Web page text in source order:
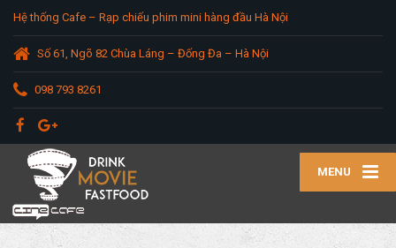
Hệ thống Cafe – Rạp chiếu phim mini hàng đầu Hà Nội
Số 61, Ngõ 82 Chùa Láng – Đống Đa – Hà Nội
098 793 8261
MENU